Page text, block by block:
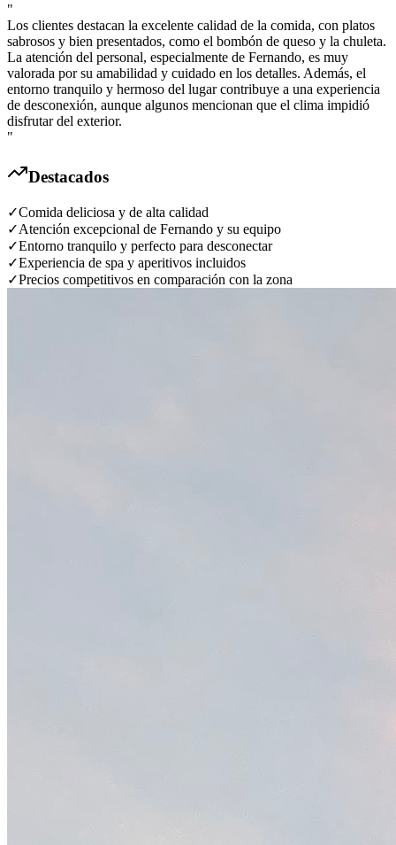
"
Los clientes destacan la excelente calidad de la comida, con platos
sabrosos y bien presentados, como el bombón de queso y la chuleta.
La atención del personal, especialmente de Fernando, es muy
valorada por su amabilidad y cuidado en los detalles. Además, el
entorno tranquilo y hermoso del lugar contribuye a una experiencia
de desconexión, aunque algunos mencionan que el clima impidió
disfrutar del exterior.
"
Destacados
✓Comida deliciosa y de alta calidad
✓Atención excepcional de Fernando y su equipo
✓Entorno tranquilo y perfecto para desconectar
✓Experiencia de spa y aperitivos incluidos
✓Precios competitivos en comparación con la zona